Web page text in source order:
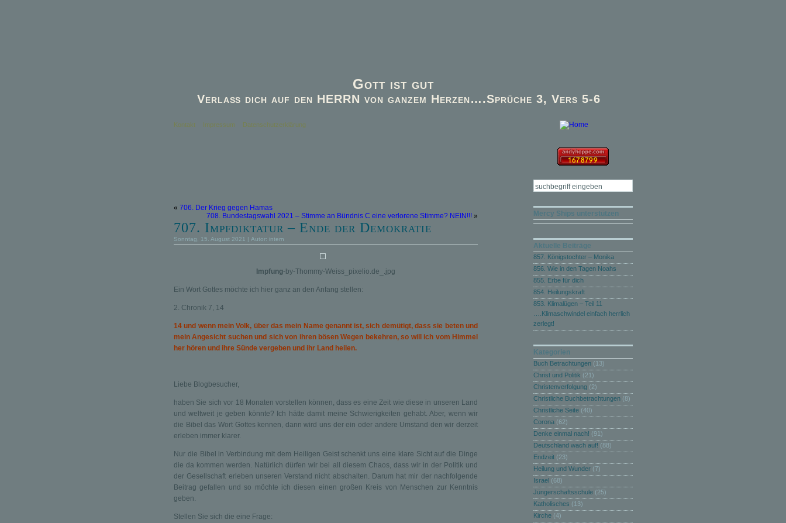
Gott ist gut
Verlaß dich auf den HERRN von ganzem Herzen….Sprüche 3, Vers 5-6
Kontakt Impressum Datenschutzerklärung
« 706. Der Krieg gegen Hamas
708. Bundestagswahl 2021 – Stimme an Bündnis C eine verlorene Stimme? NEIN!!! »
707. Impfdiktatur – Ende der Demokratie
Sonntag, 15. August 2021 | Autor: intern
Impfung-by-Thommy-Weiss_pixelio.de_.jpg
Ein Wort Gottes möchte ich hier ganz an den Anfang stellen:
2. Chronik 7, 14
14 und wenn mein Volk, über das mein Name genannt ist, sich demütigt, dass sie beten und
mein Angesicht suchen und sich von ihren bösen Wegen bekehren, so will ich vom Himmel
her hören und ihre Sünde vergeben und ihr Land heilen.
Liebe Blogbesucher,
haben Sie sich vor 18 Monaten vorstellen können, dass es eine Zeit wie diese in unseren Land
und weltweit je geben könnte? Ich hätte damit meine Schwierigkeiten gehabt. Aber, wenn wir
die Bibel das Wort Gottes kennen, dann wird uns der ein oder andere Umstand den wir derzeit
erleben immer klarer.
Nur die Bibel in Verbindung mit dem Heiligen Geist schenkt uns eine klare Sicht auf die Dinge
die da kommen werden. Natürlich dürfen wir bei all diesem Chaos, dass wir in der Politik und
der Gesellschaft erleben unseren Verstand nicht abschalten. Darum hat mir der nachfolgende
Beitrag gefallen und so möchte ich diesen einen großen Kreis von Menschen zur Kenntnis
geben.
Stellen Sie sich die eine Frage:
Mercy Ships unterstützen
Aktuelle Beiträge
857. Königstochter – Monika
856. Wie in den Tagen Noahs
855. Erbe für dich
854. Heilungskraft
853. Klimalügen – Teil 11
….Klimaschwindel einfach herrlich
zerlegt!
Kategorien
Buch Betrachtungen (13)
Christ und Politik (21)
Christenverfolgung (2)
Christliche Buchbetrachtungen (8)
Christliche Seite (40)
Corona (62)
Denke einmal nach! (91)
Deutschland wach auf! (88)
Endzeit (23)
Heilung und Wunder (7)
Israel (68)
Jüngerschaftsschule (25)
Katholisches (13)
Kirche (4)